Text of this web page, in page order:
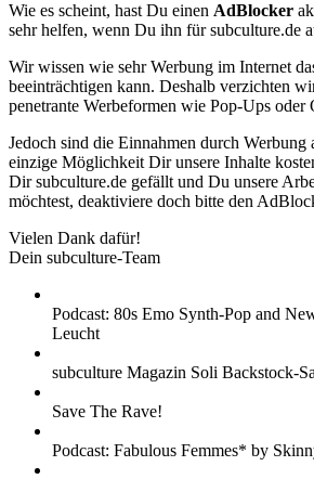
Wie es scheint, hast Du einen AdBlocker
sehr helfen, wenn Du ihn für subculture.de
Wir wissen wie sehr Werbung im Internet
beeinträchtigen kann. Deshalb verzichten
penetrante Werbeformen wie Pop-Ups oder
Jedoch sind die Einnahmen durch Werbung
einzige Möglichkeit Dir unsere Inhalte
Dir subculture.de gefällt und Du unsere
möchtest, deaktiviere doch bitte den
Vielen Dank dafür!
Dein subculture-Team
Podcast: 80s Emo Synth-Pop and
Leucht
subculture Magazin Soli Backstock-
Save The Rave!
Podcast: Fabulous Femmes* by